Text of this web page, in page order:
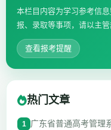
本栏目内容为学习参考信
报、录取等事项，请以主
查看报考提醒
热门文章
1 广东省普通高考管理